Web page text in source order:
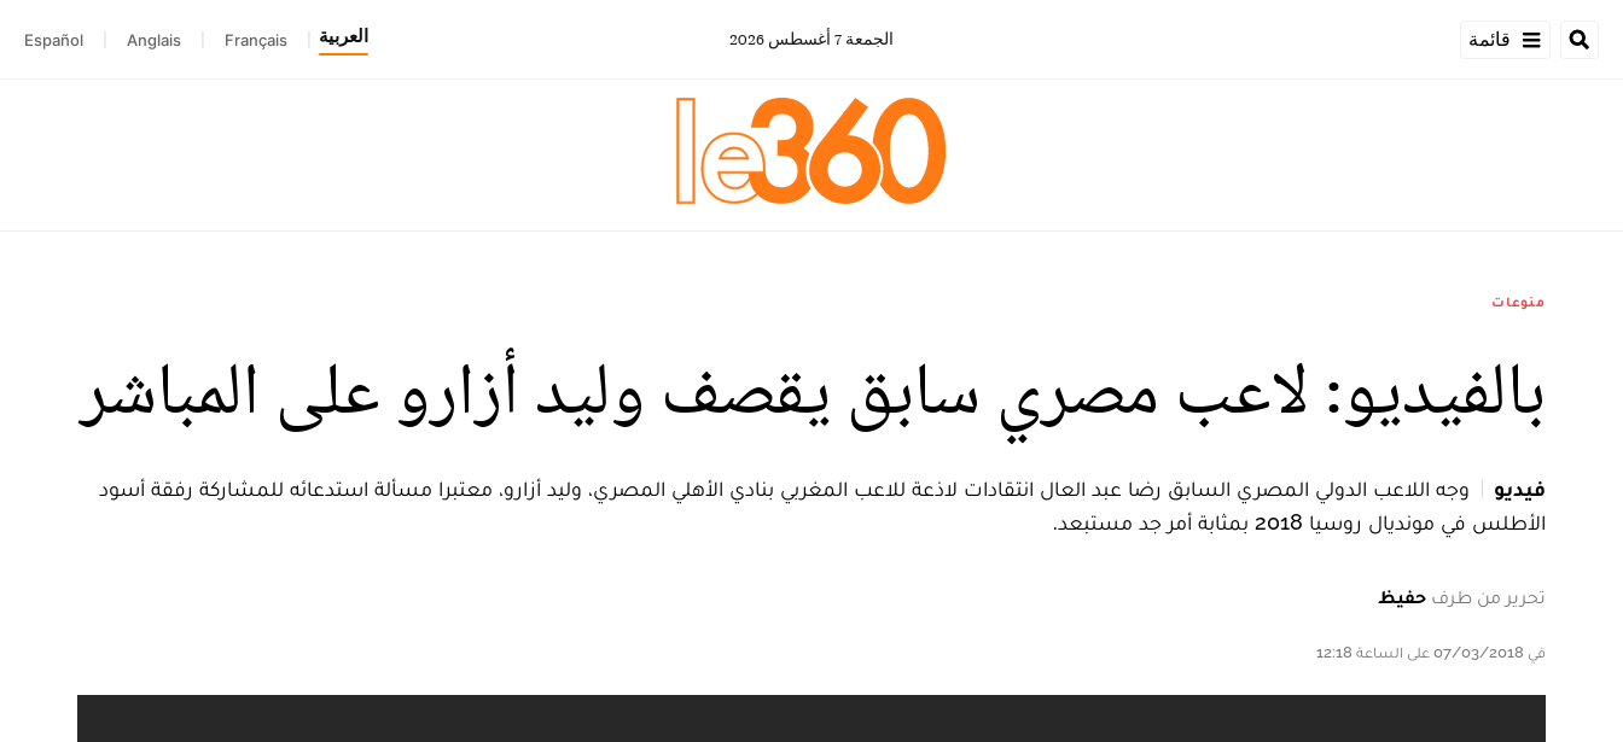
قائمة الجمعة 7 أغسطس 2026 العربية Français
Anglais
Español
منوعات
بالفيديو: لاعب مصري سابق يقصف وليد أزارو على المباشر
فيديو
وجه اللاعب الدولي المصري السابق رضا عبد العال انتقادات لاذعة للاعب المغربي بنادي الأهلي المصري، وليد أزارو، معتبرا مسألة استدعائه للمشاركة رفقة أسود
الأطلس في مونديال روسيا 2018 بمثابة أمر جد مستبعد.
تحرير من طرف حفيظ
في 07/03/2018 على الساعة 12:18